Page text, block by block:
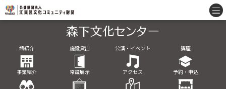
館紹介 施設貸出 公演・イベント 講座
事業紹介 常設展示 アクセス 予約・申込